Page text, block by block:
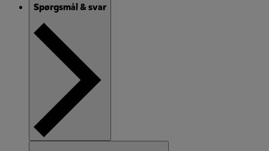
Spørgsmål & svar